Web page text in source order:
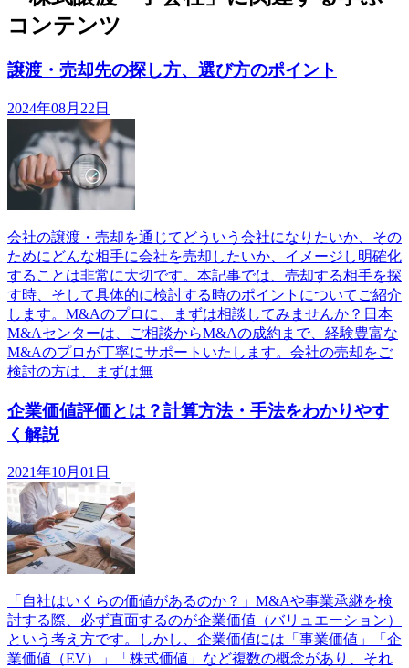
コンテンツ
譲渡・売却先の探し方、選び方のポイント
2024年08月22日
会社の譲渡・売却を通じてどういう会社になりたいか、その
ためにどんな相手に会社を売却したいか、イメージし明確化
することは非常に大切です。本記事では、売却する相手を探
す時、そして具体的に検討する時のポイントについてご紹介
します。M&Aのプロに、まずは相談してみませんか？日本
M&Aセンターは、ご相談からM&Aの成約まで、経験豊富な
M&Aのプロが丁寧にサポートいたします。会社の売却をご
検討の方は、まずは無
企業価値評価とは？計算方法・手法をわかりやす
く解説
2021年10月01日
「自社はいくらの価値があるのか？」M&Aや事業承継を検
討する際、必ず直面するのが企業価値（バリュエーション）
という考え方です。しかし、企業価値には「事業価値」「企
業価値（EV）」「株式価値」など複数の概念があり、それ